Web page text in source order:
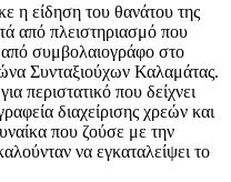
η είδηση του θανάτου της
από πλειστηριασμό που
από συμβολαιογράφο στο
Συνταξιούχων Καλαμάτας.
περιστατικό που δείχνει
διαχείρισης χρεών και
που ζούσε με την
να εγκαταλείψει το